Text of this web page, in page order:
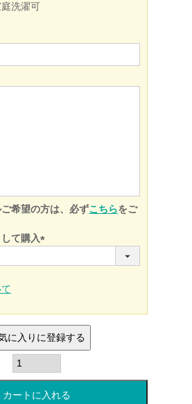
洗濯可
希望の方は、必ずこちらをご
て購入
に入りに登録する
カートに入れる